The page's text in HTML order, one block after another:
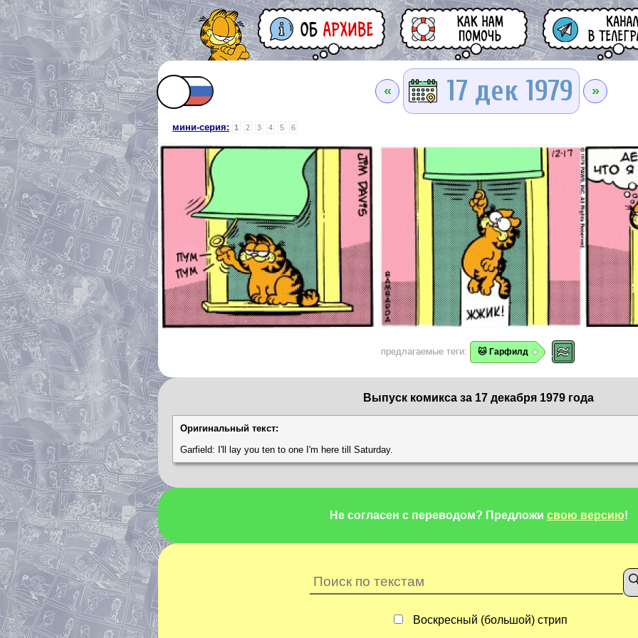
« 17 дек 1979 »
мини-серия: 1 2 3 4 5 6
предлагаемые теги: 🐱 Гарфилд
Выпуск комикса за 17 декабря 1979 года
Оригинальный текст:
Garfield: I'll lay you ten to one I'm here till Saturday.
Не согласен с переводом? Предложи свою версию!
Воскресный (большой) стрип